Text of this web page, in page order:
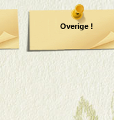
Overige !